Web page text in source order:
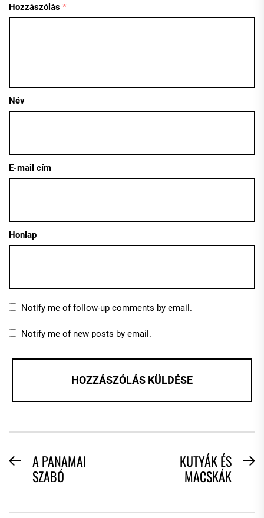
Hozzászólás *
Név
E-mail cím
Honlap
Notify me of follow-up comments by email.
Notify me of new posts by email.
BEJEGYZÉS
NAVIGÁCIÓ
PreviousA PANAMAI
SZABÓ
KUTYÁK ÉS
MACSKÁK